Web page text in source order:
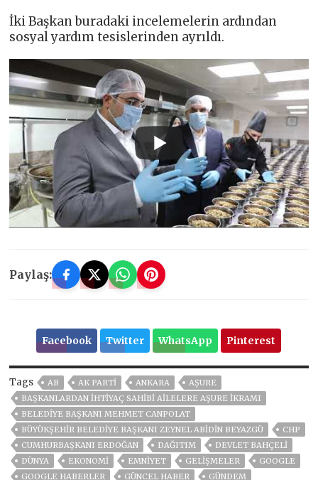
İki Başkan buradaki incelemelerin ardından
sosyal yardım tesislerinden ayrıldı.
Paylaş:
Facebook Twitter WhatsApp Pinterest
Tags AB AK PARTİ ANKARA
AŞURE
BAŞKANLARDAN İHTİYAÇ SAHİBİ AİLELERE AŞURE İKRAMI
BELEDIYE BAŞKANI MEHMET CANPOLAT
BÜYÜKŞEHIR BELEDIYE BAŞKANI ZEYNEL ABIDIN BEYAZGÜ
CHP
CUMHURBAŞKANI ERDOĞAN
DAĞITIM
DEVLET BAHÇELİ
DÜNYA
EKONOMİ EMNİYET GELIŞMELER
GOOGLE
GOOGLE HABERLER
GÜNCEL HABER
GÜNDEM